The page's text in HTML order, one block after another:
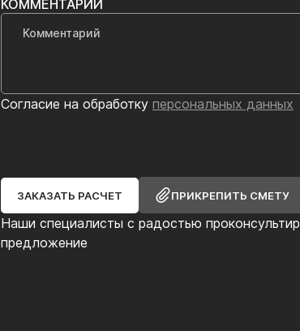
Наши специалисты с радостью
предложение
КОММЕНТАРИЙ
Согласие на обработку персональных данных
ЗАКАЗАТЬ РАСЧЕТ ПРИКРЕПИТЬ СМЕТУ